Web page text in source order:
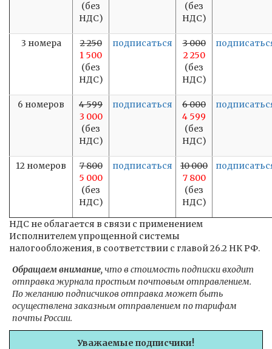
(без
НДС)
(без
НДС)
3 номера
2 250
1 500
(без
НДС)
подписаться
3 000
2 250
(без
НДС)
6 номеров
4 599
3 000
(без
НДС)
подписаться
6 000
4 599
(без
НДС)
12 номеров
7 800
5 000
(без
НДС)
подписаться
10 000
7 800
(без
НДС)
НДС не облагается в связи с применением
Исполнителем упрощенной системы
налогообложения, в соответствии с главой 26.2 НК РФ.
Обращаем внимание,что в стоимость подписки входит
отправка журнала простым почтовым отправлением.
По желанию подписчиков отправка может быть
осуществлена заказным отправлением по тарифам
почты России.
Уважаемые подписчики!